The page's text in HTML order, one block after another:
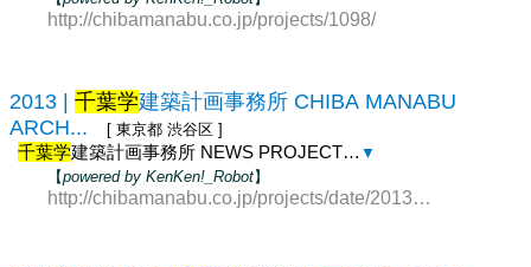
http://chibamanabu.co.jp/projects/1098/
2013 | 千葉学建築計画事務所 CHIBA MANABU
ARCH...
[ 東京都 渋谷区 ]
千葉学建築計画事務所 NEWS PROJECT… ▼
【powered by KenKen!_Robot】
http://chibamanabu.co.jp/projects/date/2013/